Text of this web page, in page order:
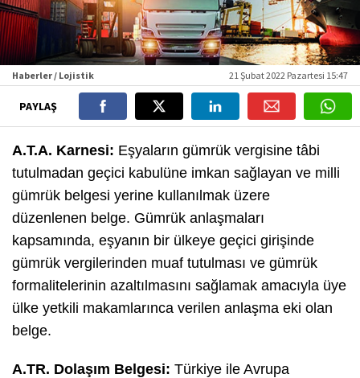
Haberler / Lojistik 21 Şubat 2022 Pazartesi 15:47
PAYLAŞ
A.T.A. Karnesi: Eşyaların gümrük vergisine tâbi
tutulmadan geçici kabulüne imkan sağlayan ve milli
gümrük belgesi yerine kullanılmak üzere
düzenlenen belge. Gümrük anlaşmaları
kapsamında, eşyanın bir ülkeye geçici girişinde
gümrük vergilerinden muaf tutulması ve gümrük
formalitelerinin azaltılmasını sağlamak amacıyla üye
ülke yetkili makamlarınca verilen anlaşma eki olan
belge.
A.TR. Dolaşım Belgesi: Türkiye ile Avrupa